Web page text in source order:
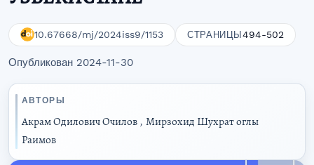
10.67668/mj/2024iss9/1153 СТРАНИЦЫ494-502
Опубликован 2024-11-30
АВТОРЫ
Акрам Одилович Очилов, Мирзохид Шухрат оглы
Раимов